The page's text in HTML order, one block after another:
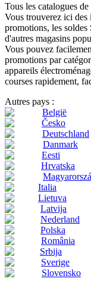
Tous les catalogues
Vous trouverez ici des
promotions, les
d'autres magasins
Vous pouvez
promotions par
appareils
courses rapidement,
Autres pays :
België
Česko
Deutschland
Danmark
Eesti
Hrvatska
Italia
Lietuva
Latvija
Nederland
Polska
România
Srbija
Sverige
Slovensko